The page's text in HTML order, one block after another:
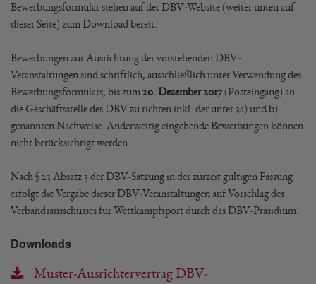
Bewerbungsformular stehen auf der DBV-Website (weiter unten auf
dieser Seite) zum Download bereit.
Bewerbungen zur Ausrichtung der vorstehenden DBV-
Veranstaltungen sind schriftlich, ausschließlich unter Verwendung des
Bewerbungsformulars, bis zum 20. Dezember 2017(Posteingang) an
die Geschäftsstelle des DBV zu richten inkl. der unter 3a) und b)
genannten Nachweise. Anderweitig eingehende Bewerbungen können
nicht berücksichtigt werden.
Nach § 23 Absatz 3 der DBV-Satzung in der zurzeit gültigen Fassung
erfolgt die Vergabe dieser DBV-Veranstaltungen auf Vorschlag des
Verbandsausschusses für Wettkampfsport durch das DBV-Präsidium.
Downloads
Muster-Ausrichtervertrag DBV-